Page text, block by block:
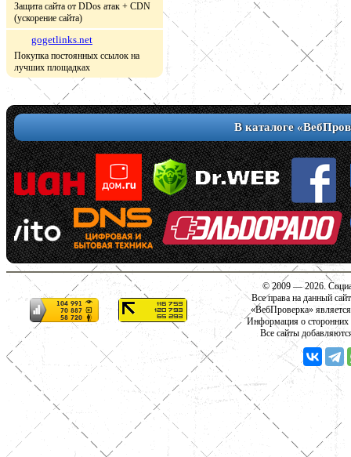
Защита сайта от DDos атак + CDN
(ускорение сайта)
gogetlinks.net
Покупка постоянных ссылок на
лучших площадках
В каталоге
© 2009 — 2026.
Все права на данный
«ВебПроверка»
Информация о сторонних
Все сайты